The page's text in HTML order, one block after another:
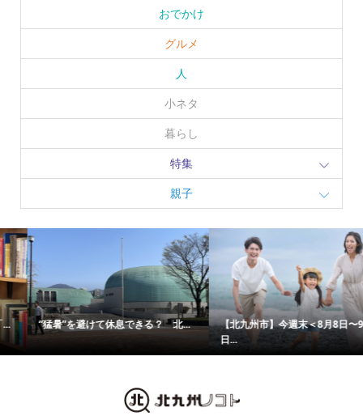
おでかけ
グルメ
人
小ネタ
暮らし
特集
親子
“猛暑”を避けて休息できる？ 北...
【北九州市】今週末＜8月8日〜9